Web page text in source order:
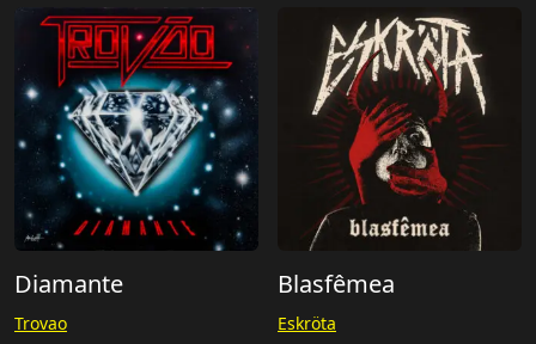
Diamante
Trovao
Blasfêmea
Eskröta